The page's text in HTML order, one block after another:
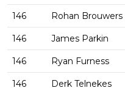
146 Rohan Brouwers
146 James Parkin
146 Ryan Furness
146 Derk Telnekes